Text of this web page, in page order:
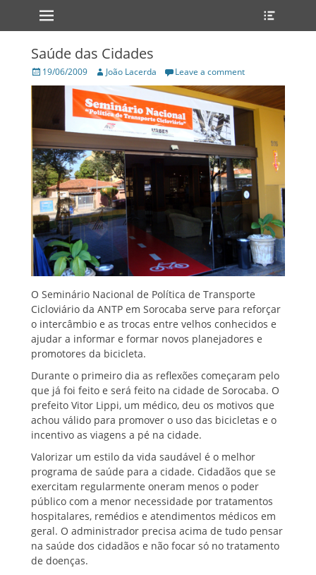
Primary Menu
Skip
Saúde das Cidades
Posted
on
19/06/2009 Author
João Lacerda Leave a comment
O Seminário Nacional de Política de Transporte
Cicloviário da ANTP em Sorocaba serve para reforçar
o intercâmbio e as trocas entre velhos conhecidos e
ajudar a informar e formar novos planejadores e
promotores da bicicleta.
Durante o primeiro dia as reflexões começaram pelo
que já foi feito e será feito na cidade de Sorocaba. O
prefeito Vitor Lippi, um médico, deu os motivos que
achou válido para promover o uso das bicicletas e o
incentivo as viagens a pé na cidade.
Valorizar um estilo da vida saudável é o melhor
programa de saúde para a cidade. Cidadãos que se
exercitam regularmente oneram menos o poder
público com a menor necessidade por tratamentos
hospitalares, remédios e atendimentos médicos em
geral. O administrador precisa acima de tudo pensar
na saúde dos cidadãos e não focar só no tratamento
de doenças.